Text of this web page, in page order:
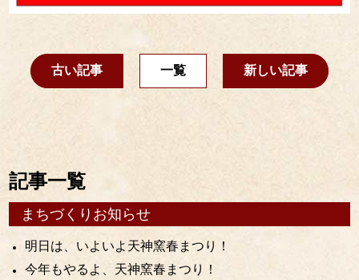
古い記事 一覧 新しい記事
記事一覧
まちづくりお知らせ
明日は、いよいよ天神窯春まつり！
今年もやるよ、天神窯春まつり！